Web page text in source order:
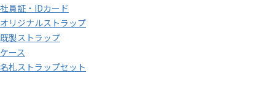
社員証・IDカード
オリジナルストラップ
既製ストラップ
ケース
名札ストラップセット